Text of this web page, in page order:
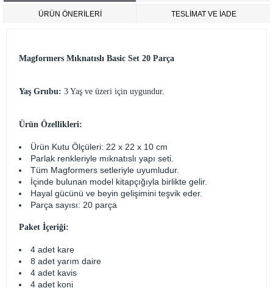
ÜRÜN ÖNERILERI TESLİMAT VE İADE
Magformers Mıknatıslı Basic Set 20 Parça
Yaş Grubu: 3 Yaş ve üzeri için uygundur.
Ürün Özellikleri:
Ürün Kutu Ölçüleri: 22 x 22 x 10 cm
Parlak renkleriyle mıknatıslı yapı seti.
Tüm Magformers setleriyle uyumludur.
İçinde bulunan model kitapçığıyla birlikte gelir.
Hayal gücünü ve beyin gelişimini teşvik eder.
Parça sayısı: 20 parça
Paket İçeriği:
4 adet kare
8 adet yarım daire
4 adet kavis
4 adet koni